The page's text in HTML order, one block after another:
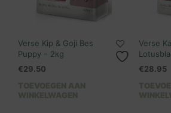
Verse Kip & Goji Bes
Puppy – 2kg
€29.50
TOEVOEGEN AAN
WINKELWAGEN
Verse
€28.95